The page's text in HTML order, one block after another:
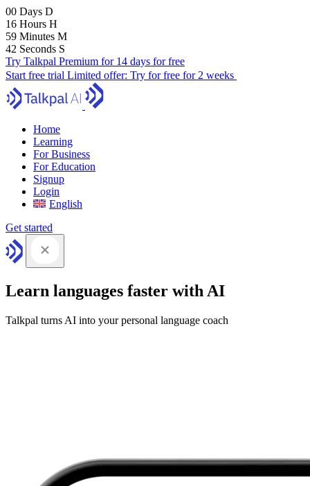
00 Days D
16 Hours H
59 Minutes M
41 Seconds S
Try Talkpal Premium for 14 days for free
Start free trial Limited offer: Try for free for 2 weeks
Home
Learning
For Business
For Education
Signup
Login
English
Get started
Learn languages faster with AI
Talkpal turns AI into your personal language coach